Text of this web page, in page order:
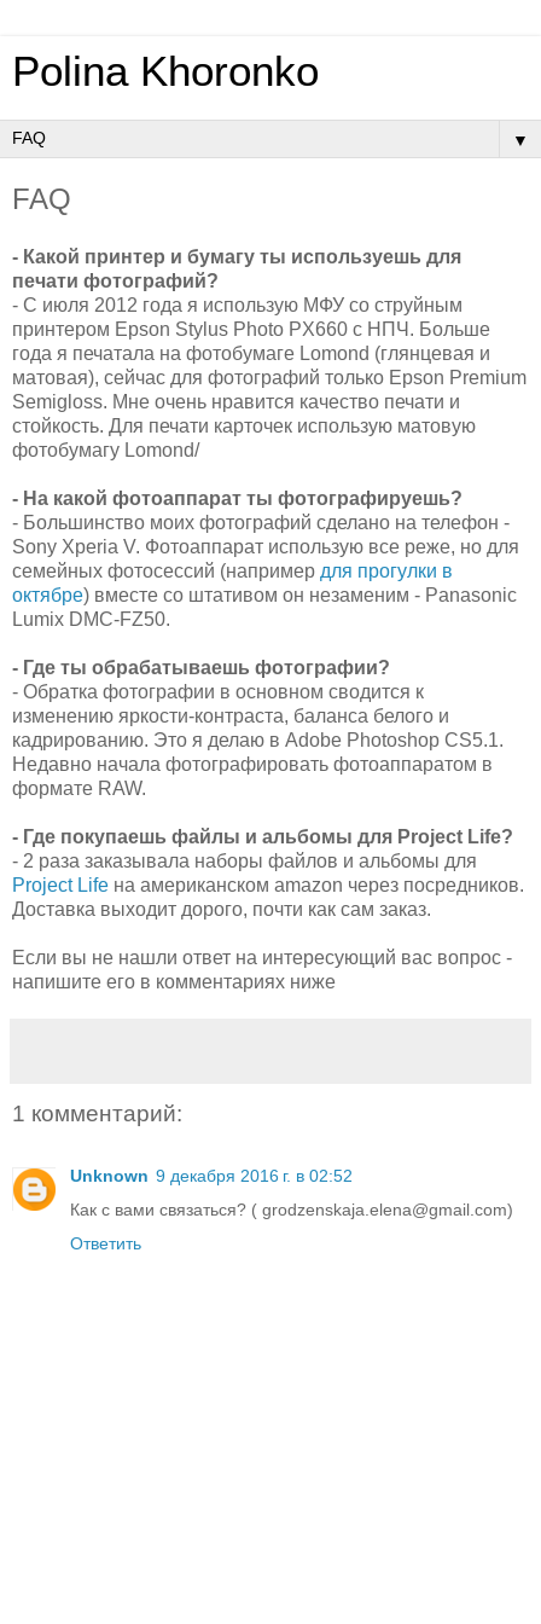
Polina Khoronko
▼
FAQ
- Какой принтер и бумагу ты используешь для
печати фотографий?
- С июля 2012 года я использую МФУ со струйным
принтером Epson Stylus Photo PX660 с НПЧ. Больше
года я печатала на фотобумаге Lomond (глянцевая и
матовая), сейчас для фотографий только Epson Premium
Semigloss. Мне очень нравится качество печати и
стойкость. Для печати карточек использую матовую
фотобумагу Lomond/
- На какой фотоаппарат ты фотографируешь?
- Большинство моих фотографий сделано на телефон -
Sony Xperia V. Фотоаппарат использую все реже, но для
семейных фотосессий (например для прогулки в
октябре) вместе со штативом он незаменим - Panasonic
Lumix DMC-FZ50.
- Где ты обрабатываешь фотографии?
- Обратка фотографии в основном сводится к
изменению яркости-контраста, баланса белого и
кадрированию. Это я делаю в Adobe Photoshop CS5.1.
Недавно начала фотографировать фотоаппаратом в
формате RAW.
- Где покупаешь файлы и альбомы для Project Life?
- 2 раза заказывала наборы файлов и альбомы для
Project Life на американском amazon через посредников.
Доставка выходит дорого, почти как сам заказ.
Если вы не нашли ответ на интересующий вас вопрос -
напишите его в комментариях ниже
1 комментарий:
Unknown 9 декабря 2016 г. в 02:52
Как с вами связаться? ( grodzenskaja.elena@gmail.com)
Ответить